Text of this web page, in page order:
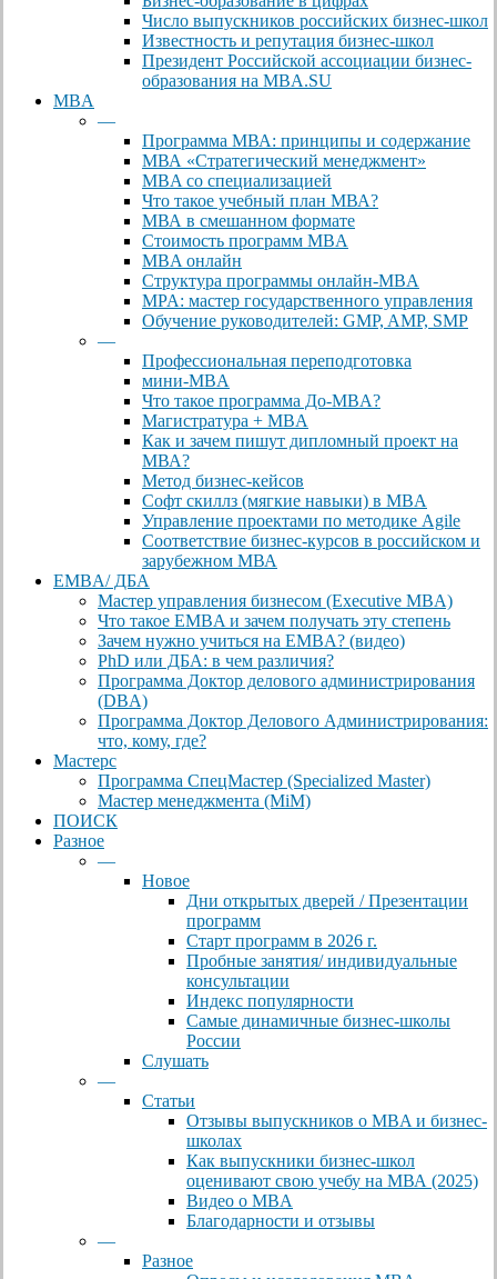
Число выпускников российских бизнес-школ
Известность и репутация бизнес-школ
Президент Российской ассоциации бизнес-
образования на MBA.SU
MBA
—
Программа МВА: принципы и содержание
МВА «Cтратегический менеджмент»
MBA со специализацией
Что такое учебный план МВА?
МВА в смешанном формате
Стоимость программ MBA
MBA онлайн
Cтруктура программы онлайн-MBA
MPA: мастер государственного управления
Обучение руководителей: GMP, AMP, SMP
—
Профессиональная переподготовка
мини-MBA
Что такое программа До-MBA?
Магистратура + MBA
Как и зачем пишут дипломный проект на
МВА?
Метод бизнес-кейсов
Софт скиллз (мягкие навыки) в MBA
Управление проектами по методике Agile
Соответствие бизнес-курсов в российском и
зарубежном МВА
EMBA/ ДБA
Мастер управления бизнесом (Executive MBA)
Что такое EMBA и зачем получать эту степень
Зачем нужно учиться на EMBA? (видео)
PhD или ДБА: в чем различия?
Программа Доктор делового администрирования
(DBА)
Программа Доктор Делового Администрирования:
что, кому, где?
Мастерс
Программа СпецМастер (Specialized Master)
Мастер менеджмента (MiM)
ПОИСК
Разное
—
Новое
Дни открытых дверей / Презентации
программ
Старт программ в 2026 г.
Пробные занятия/ индивидуальные
консультации
Индекс популярности
Самые динамичные бизнес-школы
России
Слушать
—
Статьи
Отзывы выпускников о MBA и бизнес-
школах
Как выпускники бизнес-школ
оценивают свою учебу на МВА (2025)
Видео о MBA
Благодарности и отзывы
—
Разное